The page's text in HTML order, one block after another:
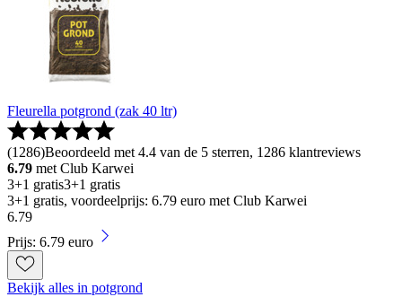
Fleurella potgrond (zak 40 ltr)
(1286)Beoordeeld met 4.4 van de 5 sterren, 1286 klantreviews
6.79 met Club Karwei
3+1 gratis3+1 gratis
3+1 gratis, voordeelprijs: 6.79 euro met Club Karwei
6.79
Prijs: 6.79 euro
Bekijk alles in potgrond